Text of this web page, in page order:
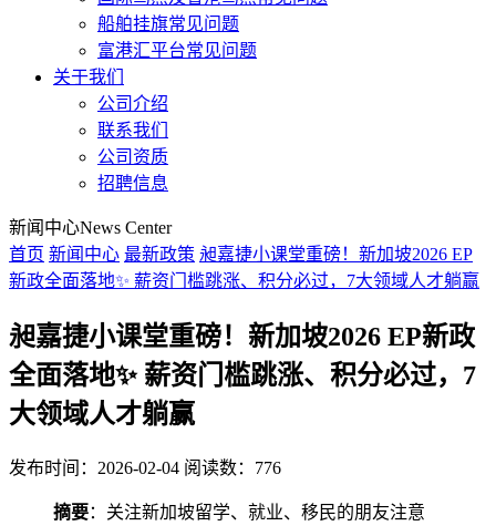
船舶挂旗常见问题
富港汇平台常见问题
关于我们
公司介绍
联系我们
公司资质
招聘信息
新闻中心News Center
首页 新闻中心 最新政策 昶嘉捷小课堂重磅！新加坡2026 EP
新政全面落地✨ 薪资门槛跳涨、积分必过，7大领域人才躺赢
昶嘉捷小课堂重磅！新加坡2026 EP新政
全面落地✨ 薪资门槛跳涨、积分必过，7
大领域人才躺赢
发布时间：2026-02-04 阅读数：776
摘要：关注新加坡留学、就业、移民的朋友注意